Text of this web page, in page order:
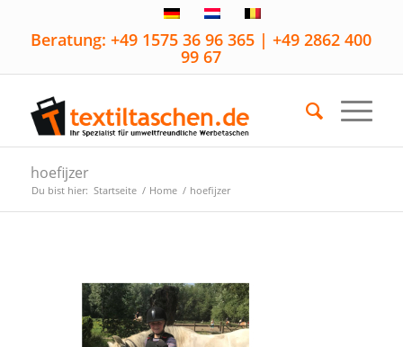
Beratung: +49 1575 36 96 365 | +49 2862 400
99 67
hoefijzer
Du bist hier: Startseite / Home / hoefijzer